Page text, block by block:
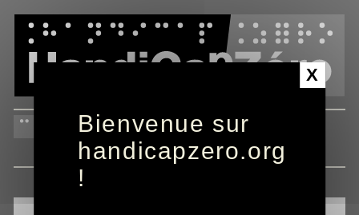
carte du Tour de France
2021
X
Bienvenue sur
handicapzero.org
!